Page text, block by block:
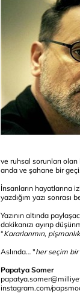
ve ruhsal sorunları olan
anda ve şahane bir
İnsanların hayatlarına
yazdığım yazı
Yazının altında
dakikanızı ayırıp
“Kararlarımın,
Aslında… "her seçim
Papatya Somer
instagram.com/